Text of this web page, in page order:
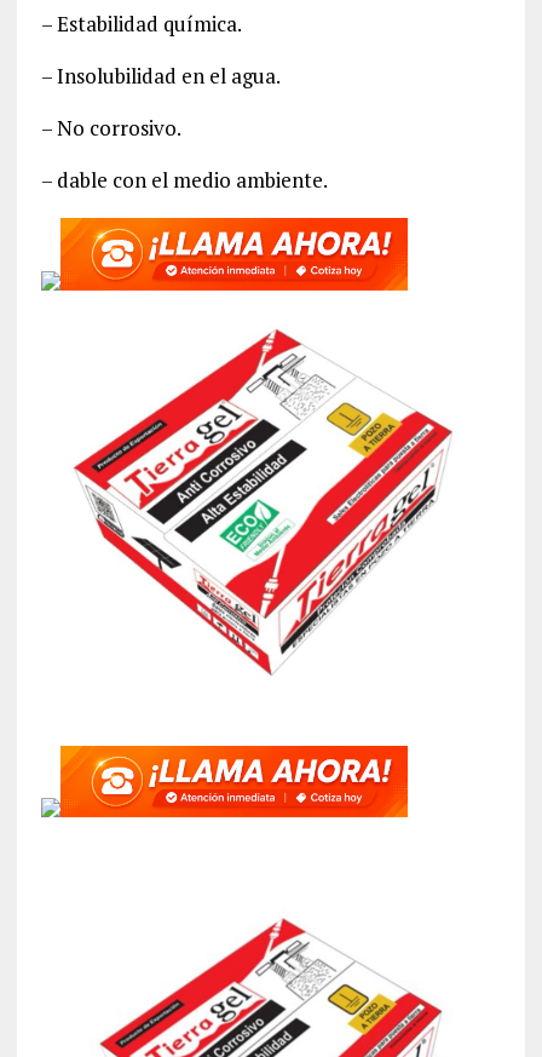
– Estabilidad química.
– Insolubilidad en el agua.
– No corrosivo.
– dable con el medio ambiente.